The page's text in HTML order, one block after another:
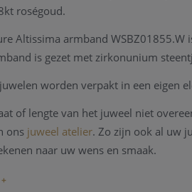
roségoud.
Altissima armband
is gezet met zirkonunium
worden verpakt in een eigen
of lengte van het juweel niet
ons juweel atelier. Zo zijn ook al uw
naar uw wens en smaak.